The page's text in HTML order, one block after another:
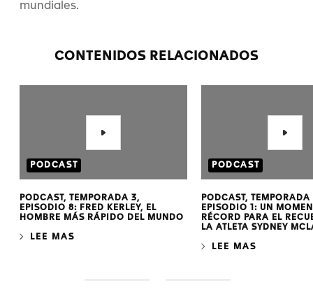
mundiales.
CONTENIDOS RELACIONADOS
PODCAST, TEMPORADA 3,
EPISODIO 8: FRED KERLEY, EL
HOMBRE MÁS RÁPIDO DEL MUNDO
LEE MAS
PODCAST
PODCAST, TEMPORADA
EPISODIO 1: UN
RÉCORD PARA EL
LA ATLETA SYDNEY
LEE MAS
PODCAST